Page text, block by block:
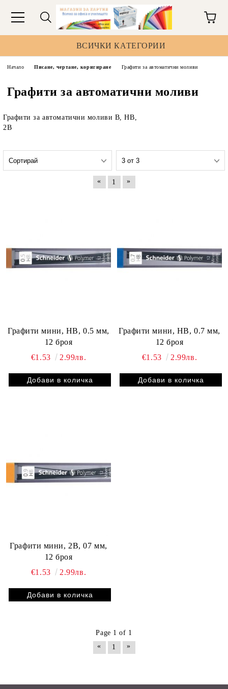
ВСИЧКИ КАТЕГОРИИ
Начало Писане, чертане, коригиране Графити за автоматични моливи
Графити за автоматични моливи
Графити за автоматични моливи B, HB,
2B
« 1 »
Графити мини, HВ, 0.5 мм,
12 броя
€1.53
2.99лв.
Графити мини, HВ, 0.7 мм,
12 броя
€1.53
2.99лв.
Графити мини, 2В, 07 мм,
12 броя
€1.53
2.99лв.
Page 1 of 1
«
1 »